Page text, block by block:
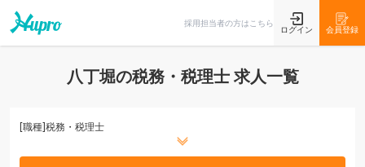
採用担当者の方はこちら
ログイン 会員登録
八丁堀の税務・税理士 求人一覧
[職種]税務・税理士